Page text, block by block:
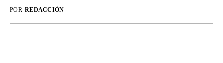
POR REDACCIÓN